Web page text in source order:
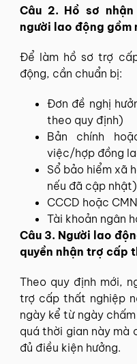
Câu 2. Hồ sơ
người lao động gồm
Để làm hồ sơ trợ
động, cần chuẩn bị:
Đơn đề nghị
theo quy định)
Bản chính
việc/hợp đồng
Sổ bảo hiểm xã
nếu đã cập nhật)
CCCD hoặc
Tài khoản ngân
Câu 3. Người lao
quyền nhận trợ cấp
Theo quy định mới,
trợ cấp thất nghiệp
ngày kể từ ngày
quá thời gian này mà
đủ điều kiện hưởng.